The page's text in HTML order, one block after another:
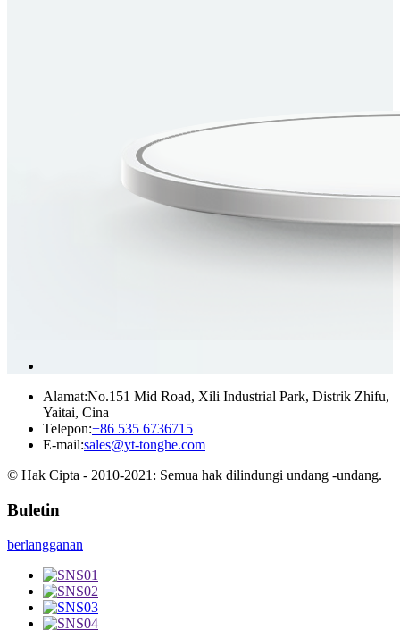
Alamat:No.151 Mid Road, Xili Industrial Park, Distrik Zhifu,
Yaitai, Cina
Telepon:+86 535 6736715
E-mail:sales@yt-tonghe.com
© Hak Cipta - 2010-2021: Semua hak dilindungi undang -undang.
Buletin
berlangganan